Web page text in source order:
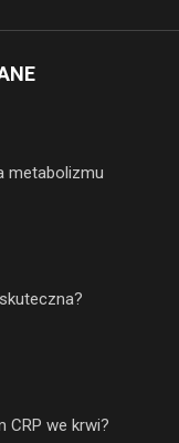
metabolizmu
CRP we krwi?